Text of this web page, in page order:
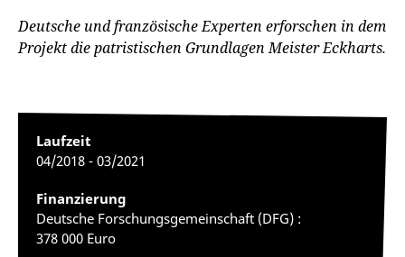
Deutsche und französische Experten erforschen in dem
Projekt die patristischen Grundlagen Meister Eckharts.
Laufzeit
04/2018 - 03/2021
Finanzierung
Deutsche Forschungsgemeinschaft (DFG) :
378 000 Euro